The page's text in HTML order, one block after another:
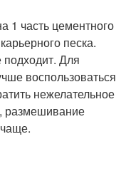
1 часть цементного
песка.
подходит. Для
воспользоваться
нежелательное
размешивание